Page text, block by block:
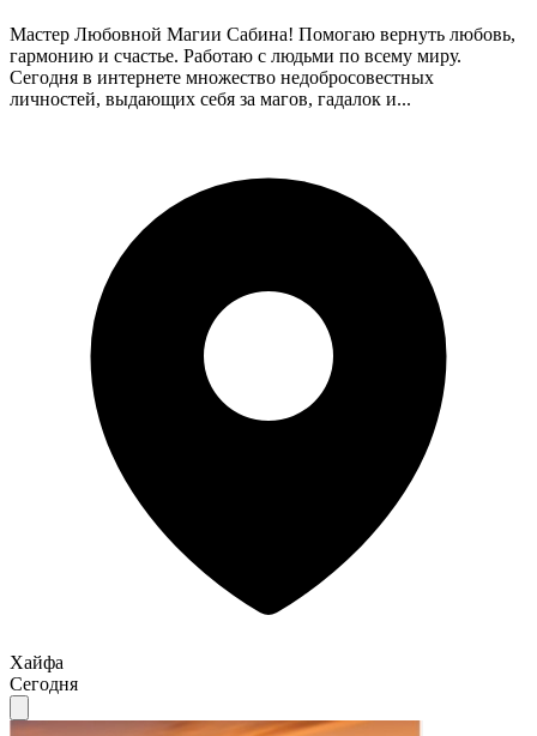
Мастер Любовной Магии Сабина! Помогаю вернуть любовь,
гармонию и счастье. Работаю с людьми по всему миру.
Сегодня в интернете множество недобросовестных
личностей, выдающих себя за магов, гадалок и...
Хайфа
Сегодня